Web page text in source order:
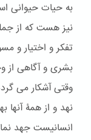
به حیات حیوانی
نیز هست که از
تفکر و اختیار و
بشری و آگاهی از
وقتی آشکار می
نهد و از همۀ آنها
انسانيست جهد